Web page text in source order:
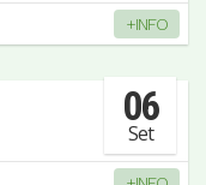
+INFO
06
Set